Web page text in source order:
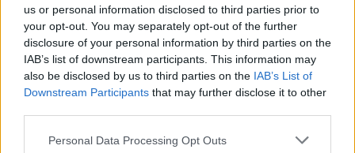
us or personal information disclosed to third parties prior to
your opt-out. You may separately opt-out of the further
disclosure of your personal information by third parties on the
IAB’s list of downstream participants. This information may
also be disclosed by us to third parties on the IAB’s List of
Downstream Participants that may further disclose it to other
Personal Data Processing Opt Outs